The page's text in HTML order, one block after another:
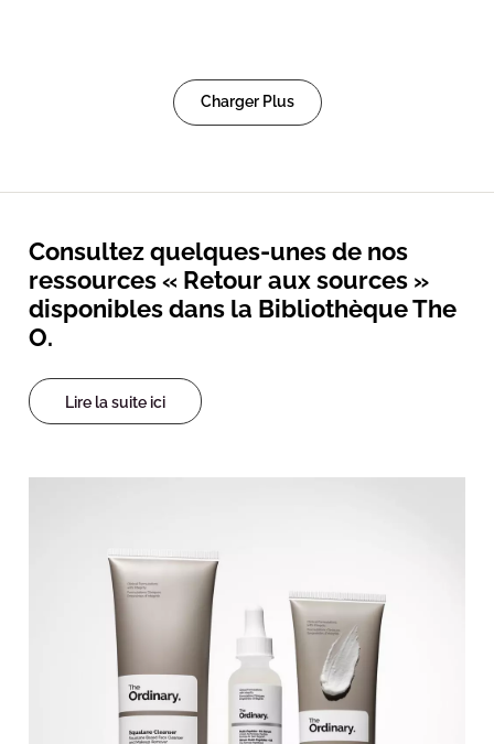
Charger Plus
Consultez quelques-unes de nos
ressources « Retour aux sources »
disponibles dans la Bibliothèque The
O.
Lire la suite ici